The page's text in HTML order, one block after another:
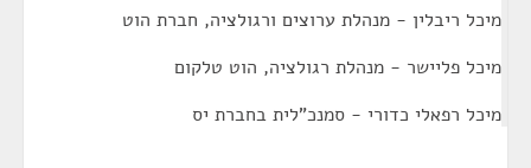
מיכל ריבלין - מנהלת ערוצים ורגולציה, חברת הוט
מיכל פליישר - מנהלת רגולציה, הוט טלקום
מיכל רפאלי כדורי - סמנכ"לית בחברת יס